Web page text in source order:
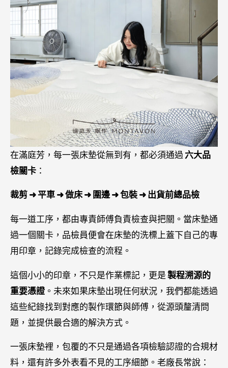
在滿庭芳，每一張床墊從無到有，都必須通過 六大品
檢關卡 ：
裁剪 ➜ 平車 ➜ 做床 ➜ 圍邊 ➜ 包裝 ➜ 出貨前總品檢
每一道工序，都由專責師傅負責檢查與把關。當床墊通
過一個關卡，品檢員便會在床墊的洗標上蓋下自己的專
用印章，記錄完成檢查的流程。
這個小小的印章，不只是作業標記，更是 製程溯源的
重要憑證。未來如果床墊出現任何狀況，我們都能透過
這些紀錄找到對應的製作環節與師傅，從源頭釐清問
題，並提供最合適的解決方式。
一張床墊裡，包覆的不只是通過各項檢驗認證的合規材
料，還有許多外表看不見的工序細節。老廠長常說：